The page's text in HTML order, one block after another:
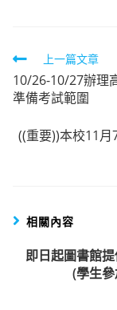
Read
more
articles
上一篇文章
10/26-10/27辦理
準備考試範圍
((重要))本校11
相關內容
即日起圖書館
(學生